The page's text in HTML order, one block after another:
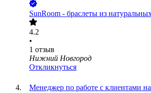
SunRoom - браслеты из
4.2
•
1 отзыв
Нижний Новгород
Откликнуться
Менеджер по работе с клиентами